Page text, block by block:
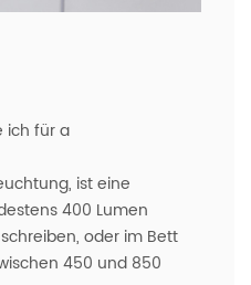
ich für a
ist eine
400 Lumen
oder im Bett
450 und 850